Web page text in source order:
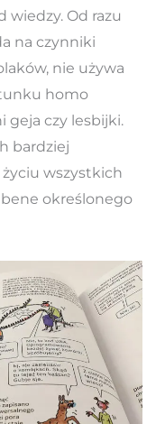
wiedzy. Od razu
na czynniki
nie używa
homo
geja czy lesbijki.
bardziej
wszystkich
bene określonego